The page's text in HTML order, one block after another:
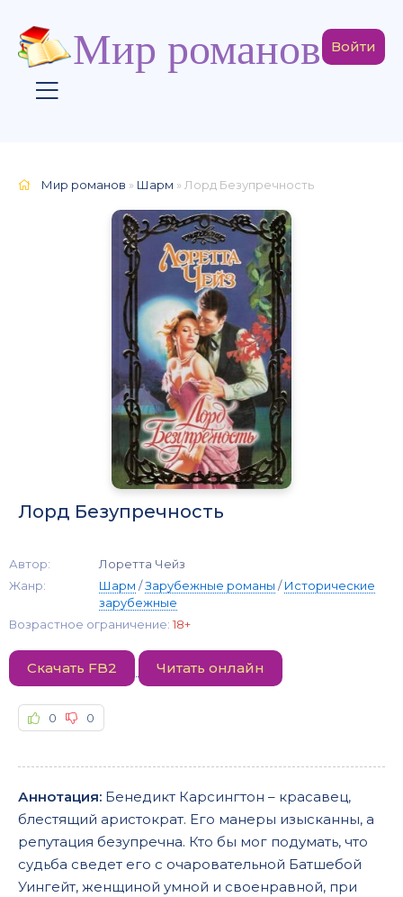
Мир романов Войти
Мир романов » Шарм » Лорд Безупречность
Лорд Безупречность
Автор:
Лоретта Чейз
Жанр:
Шарм /Зарубежные романы /Исторические
зарубежные
Возрастное ограничение: 18+
Скачать FB2 Читать онлайн
0 0
Аннотация: Бенедикт Карсингтон – красавец,
блестящий аристократ. Его манеры изысканны, а
репутация безупречна. Кто бы мог подумать, что
судьба сведет его с очаровательной Батшебой
Уингейт, женщиной умной и своенравной, при